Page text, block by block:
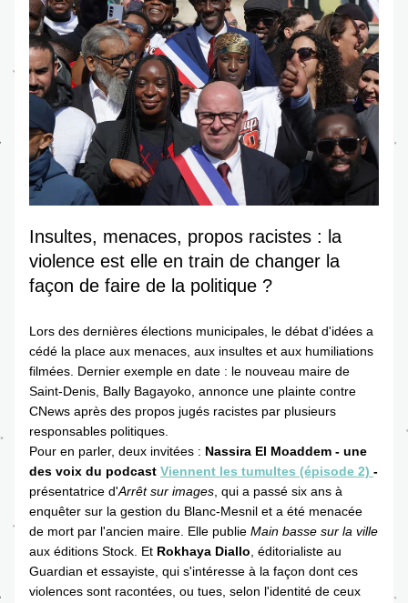
Insultes, menaces, propos racistes : la
violence est elle en train de changer la
façon de faire de la politique ?
Lors des dernières élections municipales, le débat d'idées a
cédé la place aux menaces, aux insultes et aux humiliations
filmées. Dernier exemple en date : le nouveau maire de
Saint-Denis, Bally Bagayoko, annonce une plainte contre
CNews après des propos jugés racistes par plusieurs
responsables politiques.
Pour en parler, deux invitées : Nassira El Moaddem - une
des voix du podcast Viennent les tumultes (épisode 2)
présentatrice d'Arrêt sur images , qui a passé six ans à
enquêter sur la gestion du Blanc-Mesnil et a été menacée
de mort par l'ancien maire. Elle publie Main basse sur la ville
aux éditions Stock. Et Rokhaya Diallo
Guardian et essayiste, qui s'intéresse à la façon dont ces
violences sont racontées, ou tues, selon l'identité de ceux